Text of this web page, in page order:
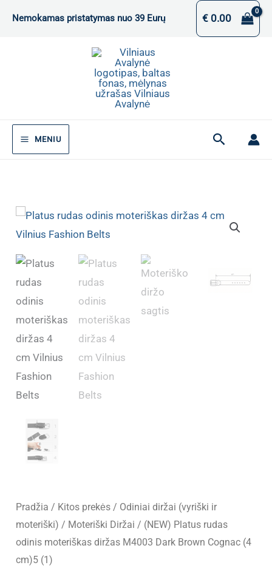
Nemokamas pristatymas nuo 39 Eurų €0.00
MENIU Paieška
Pradžia / Kitos prekės / Odiniai diržai (vyriški ir
moteriški) / Moteriški Diržai / (NEW) Platus rudas
odinis moteriškas diržas M4003 Dark Brown Cognac (4
cm)5 (1)